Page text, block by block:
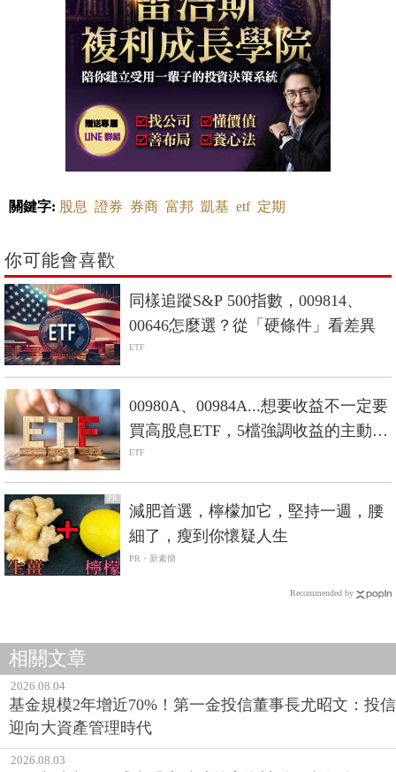
關鍵字: 股息 證券 券商 富邦 凱基 etf 定期
你可能會喜歡
同樣追蹤S&P 500指數，009814、
00646怎麼選？從「硬條件」看差異
ETF
00980A、00984A...想要收益不一定要
買高股息ETF，5檔強調收益的主動式
ETF一次看！
ETF
PR
減肥首選，檸檬加它，堅持一週，腰
細了，瘦到你懷疑人生
PR・新素簡
Recommended by
相關文章
2026.08.04
基金規模2年增近70%！第一金投信董事長尤昭文：投信
迎向大資產管理時代
2026.08.03